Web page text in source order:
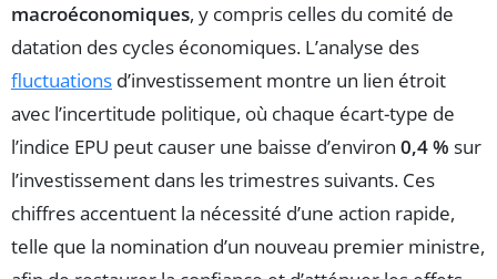
macroéconomiques, y compris celles du comité de
datation des cycles économiques. L’analyse des
fluctuations d’investissement montre un lien étroit
avec l’incertitude politique, où chaque écart-type de
l’indice EPU peut causer une baisse d’environ 0,4 % sur
l’investissement dans les trimestres suivants. Ces
chiffres accentuent la nécessité d’une action rapide,
telle que la nomination d’un nouveau premier ministre,